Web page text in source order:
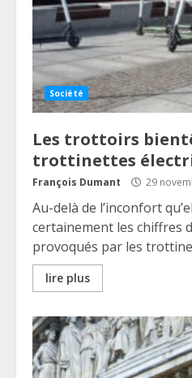
Société
Les trottoirs
trottinettes
François Dumant 29
Au-delà de l’inconfort
certainement les chiffres
provoqués par les
lire plus